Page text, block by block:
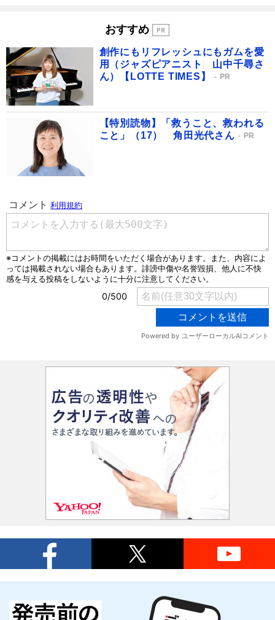
おすすめ
創作にもリフレッシュにもガムを愛
用（ジャズピアニスト 山中千尋さ
ん）【LOTTE TIMES】
PR
【特別読物】「救うこと、救われる
こと」（17） 角田光代さん
PR